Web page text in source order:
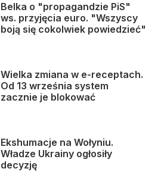
Belka o "propagandzie PiS"
ws. przyjęcia euro. "Wszyscy
boją się cokolwiek powiedzieć"
Wielka zmiana w e-receptach.
Od 13 września system
zacznie je blokować
Ekshumacje na Wołyniu.
Władze Ukrainy ogłosiły
decyzję